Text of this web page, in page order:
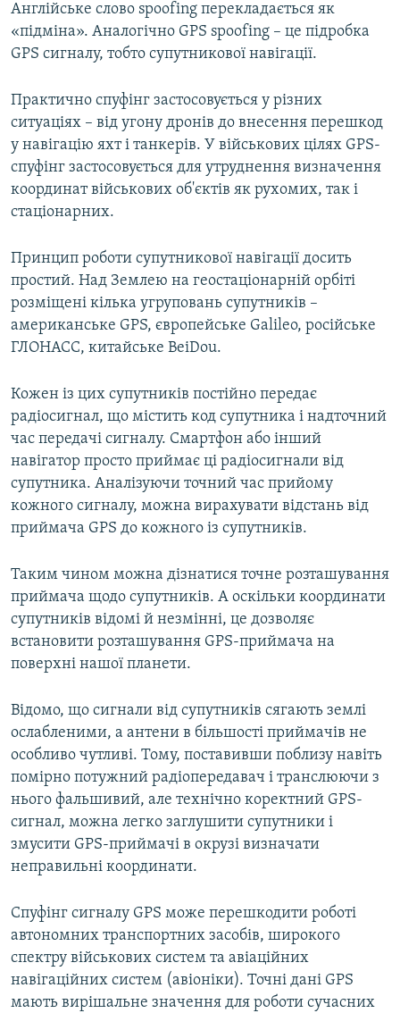
Англійське слово spoofing перекладається як
«підміна». Аналогічно GPS spoofing – це підробка
GPS сигналу, тобто супутникової навігації.
Практично спуфінг застосовується у різних
ситуаціях – від угону дронів до внесення перешкод
у навігацію яхт і танкерів. У військових цілях GPS-
спуфінг застосовується для утруднення визначення
координат військових об'єктів як рухомих, так і
стаціонарних.
Принцип роботи супутникової навігації досить
простий. Над Землею на геостаціонарній орбіті
розміщені кілька угруповань супутників –
американське GPS, європейське Galileo, російське
ГЛОНАСС, китайське BeiDou.
Кожен із цих супутників постійно передає
радіосигнал, що містить код супутника і надточний
час передачі сигналу. Смартфон або інший
навігатор просто приймає ці радіосигнали від
супутника. Аналізуючи точний час прийому
кожного сигналу, можна вирахувати відстань від
приймача GPS до кожного із супутників.
Таким чином можна дізнатися точне розташування
приймача щодо супутників. А оскільки координати
супутників відомі й незмінні, це дозволяє
встановити розташування GPS-приймача на
поверхні нашої планети.
Відомо, що сигнали від супутників сягають землі
ослабленими, а антени в більшості приймачів не
особливо чутливі. Тому, поставивши поблизу навіть
помірно потужний радіопередавач і транслюючи з
нього фальшивий, але технічно коректний GPS-
сигнал, можна легко заглушити супутники і
змусити GPS-приймачі в окрузі визначати
неправильні координати.
Спуфінг сигналу GPS може перешкодити роботі
автономних транспортних засобів, широкого
спектру військових систем та авіаційних
навігаційних систем (авіоніки). Точні дані GPS
мають вирішальне значення для роботи сучасних